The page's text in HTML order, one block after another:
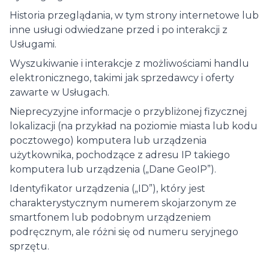
Historia przeglądania, w tym strony internetowe lub
inne usługi odwiedzane przed i po interakcji z
Usługami.
Wyszukiwanie i interakcje z możliwościami handlu
elektronicznego, takimi jak sprzedawcy i oferty
zawarte w Usługach.
Nieprecyzyjne informacje o przybliżonej fizycznej
lokalizacji (na przykład na poziomie miasta lub kodu
pocztowego) komputera lub urządzenia
użytkownika, pochodzące z adresu IP takiego
komputera lub urządzenia („Dane GeoIP”).
Identyfikator urządzenia („ID”), który jest
charakterystycznym numerem skojarzonym ze
smartfonem lub podobnym urządzeniem
podręcznym, ale różni się od numeru seryjnego
sprzętu.